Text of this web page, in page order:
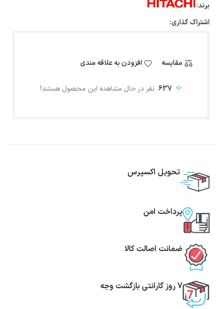
برند:
اشتراک گذاری:
مقایسه افزودن به علاقه مندی
637 نفر در حال مشاهده این محصول هستند!
تحویل اکسپرس
پرداخت امن
ضمانت اصالت کالا
7 روز گارانتی بازگشت وجه